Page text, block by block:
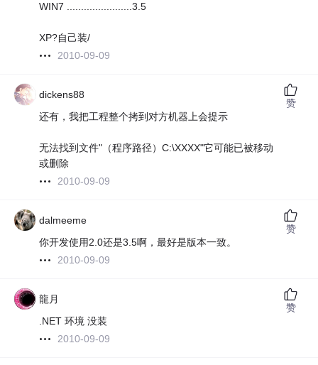
WIN7 .......................3.5
XP?自己装/
2010-09-09
dickens88
还有，我把工程整个拷到对方机器上会提示
无法找到文件"（程序路径）C:\XXXX"它可能已被移动
或删除
2010-09-09
赞
dalmeeme
你开发使用2.0还是3.5啊，最好是版本一致。
2010-09-09
赞
龍月
.NET 环境 没装
2010-09-09
赞